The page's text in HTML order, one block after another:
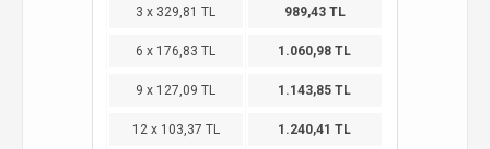
3 x 329,81 TL 989,43 TL
6 x 176,83 TL 1.060,98 TL
9 x 127,09 TL 1.143,85 TL
12 x 103,37 TL 1.240,41 TL